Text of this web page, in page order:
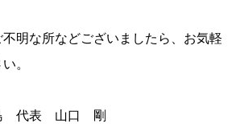
明な所などございましたら、お気軽
。
島 代表 山口 剛